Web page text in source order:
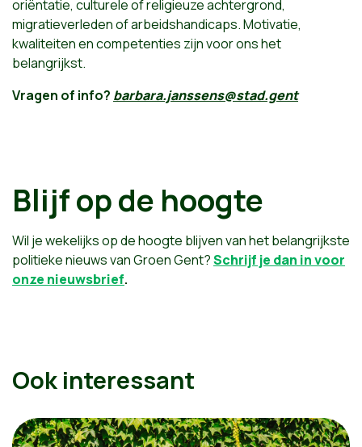
oriëntatie, culturele of religieuze achtergrond,
migratieverleden of arbeidshandicaps. Motivatie,
kwaliteiten en competenties zijn voor ons het
belangrijkst.
Vragen of info? barbara.janssens@stad.gent
Blijf op de hoogte
Wil je wekelijks op de hoogte blijven van het belangrijkste
politieke nieuws van Groen Gent?Schrijf je dan in voor
onze nieuwsbrief.
Ook interessant